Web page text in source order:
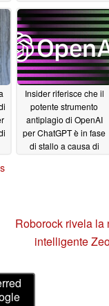
Insider riferisce che il
potente strumento
antiplagio di OpenAI
per ChatGPT è in fase
di stallo a causa di
Roborock rivela
intelligente